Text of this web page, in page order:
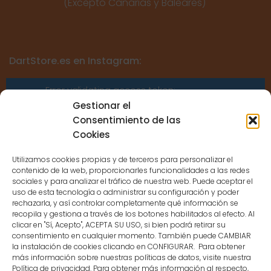
Gestionar el
Consentimiento de las
Cookies
Utilizamos cookies propias y de terceros para personalizar el
contenido de la web, proporcionarles funcionalidades a las redes
sociales y para analizar el tráfico de nuestra web. Puede aceptar el
uso de esta tecnología o administrar su configuración y poder
rechazarla, y así controlar completamente qué información se
recopila y gestiona a través de los botones habilitados al efecto. Al
clicar en "Sí, Acepto", ACEPTA SU USO, si bien podrá retirar su
consentimiento en cualquier momento. También puede CAMBIAR
la instalación de cookies clicando en CONFIGURAR. Para obtener
más información sobre nuestras políticas de datos, visite nuestra
Política de privacidad. Para obtener más información al respecto,
DartStore.es en Instagram:
Error validating access token:
Sessions for the user are not allowed
because the user is not a confirmed
CONTACTO
MENÚ PRINCIPAL